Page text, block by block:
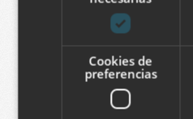
Hemos participado
explicando los
vídeos en los
Coordinamos el
Cookies de
preferencias